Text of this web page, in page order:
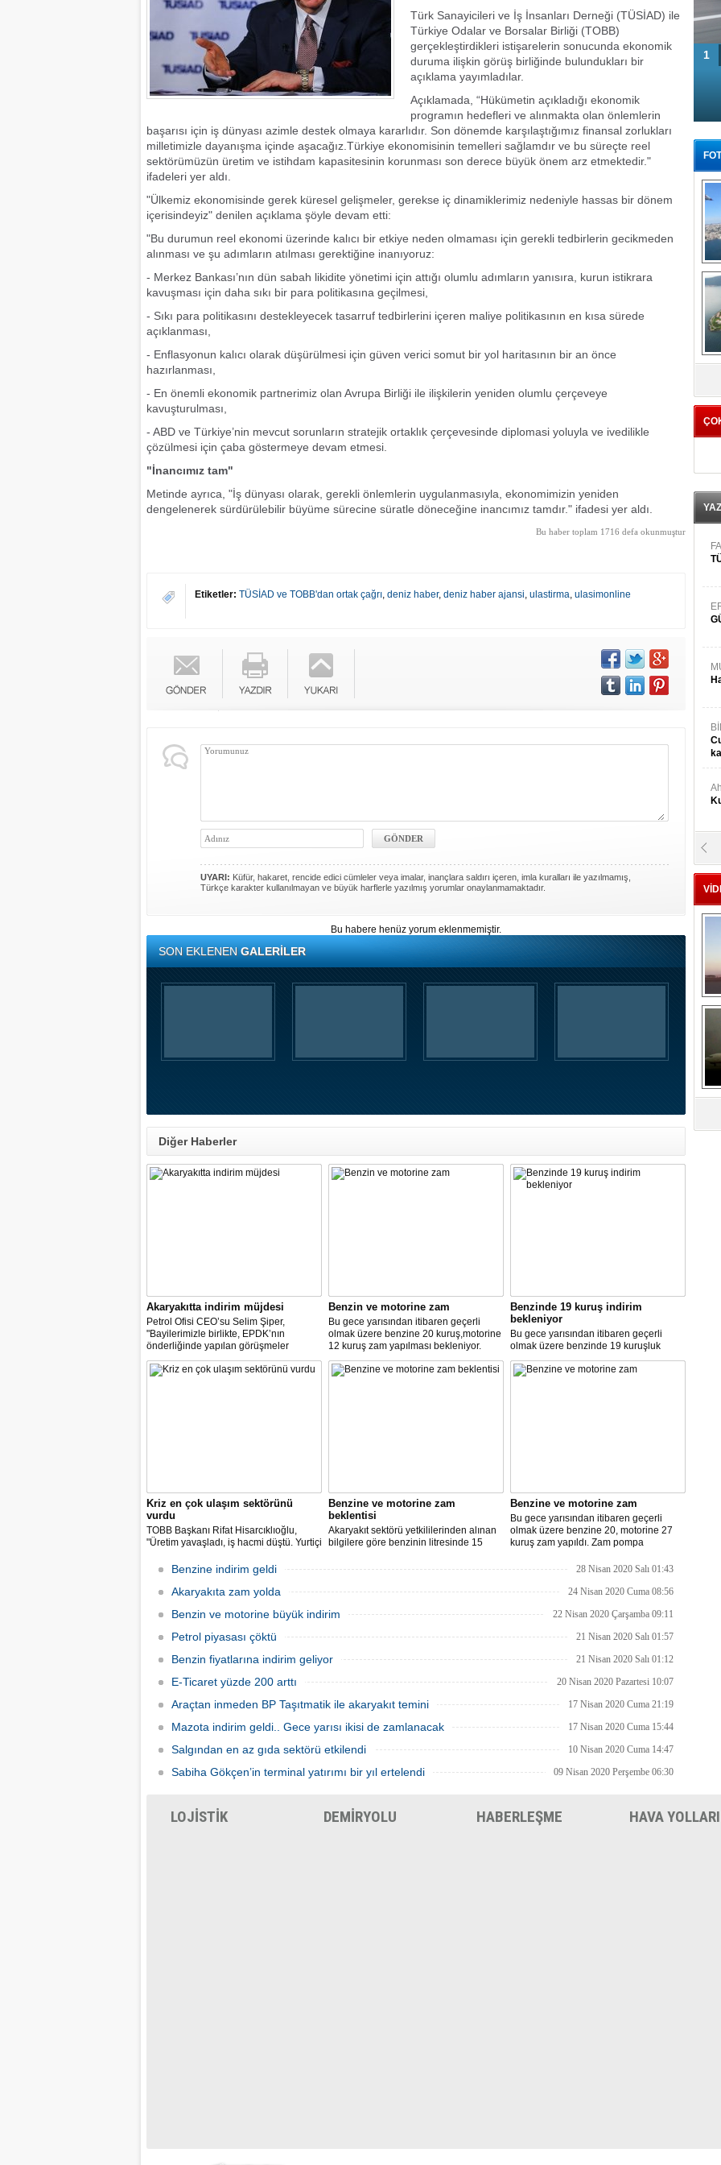
Türk Sanayicileri ve İş İnsanları Derneği (TÜSİAD) ile
Türkiye Odalar ve Borsalar Birliği (TOBB)
gerçekleştirdikleri istişarelerin sonucunda ekonomik
duruma ilişkin görüş birliğinde bulundukları bir
açıklama yayımladılar.
Açıklamada, “Hükümetin açıkladığı ekonomik
programın hedefleri ve alınmakta olan önlemlerin
başarısı için iş dünyası azimle destek olmaya kararlıdır. Son dönemde karşılaştığımız finansal zorlukları
milletimizle dayanışma içinde aşacağız.Türkiye ekonomisinin temelleri sağlamdır ve bu süreçte reel
sektörümüzün üretim ve istihdam kapasitesinin korunması son derece büyük önem arz etmektedir."
ifadeleri yer aldı.
"Ülkemiz ekonomisinde gerek küresel gelişmeler, gerekse iç dinamiklerimiz nedeniyle hassas bir dönem
içerisindeyiz" denilen açıklama şöyle devam etti:
"Bu durumun reel ekonomi üzerinde kalıcı bir etkiye neden olmaması için gerekli tedbirlerin gecikmeden
alınması ve şu adımların atılması gerektiğine inanıyoruz:
- Merkez Bankası’nın dün sabah likidite yönetimi için attığı olumlu adımların yanısıra, kurun istikrara
kavuşması için daha sıkı bir para politikasına geçilmesi,
- Sıkı para politikasını destekleyecek tasarruf tedbirlerini içeren maliye politikasının en kısa sürede
açıklanması,
- Enflasyonun kalıcı olarak düşürülmesi için güven verici somut bir yol haritasının bir an önce
hazırlanması,
- En önemli ekonomik partnerimiz olan Avrupa Birliği ile ilişkilerin yeniden olumlu çerçeveye
kavuşturulması,
- ABD ve Türkiye’nin mevcut sorunların stratejik ortaklık çerçevesinde diplomasi yoluyla ve ivedilikle
çözülmesi için çaba göstermeye devam etmesi.
"İnancımız tam"
Metinde ayrıca, "İş dünyası olarak, gerekli önlemlerin uygulanmasıyla, ekonomimizin yeniden
dengelenerek sürdürülebilir büyüme sürecine süratle döneceğine inancımız tamdır." ifadesi yer aldı.
Bu haber toplam 1716 defa okunmuştur
Etiketler: TÜSİAD ve TOBB'dan ortak çağrı, deniz haber, deniz haber ajansi, ulastirma, ulasimonline
UYARI: Küfür, hakaret, rencide edici cümleler veya imalar, inançlara saldırı içeren, imla kuralları ile yazılmamış,
Türkçe karakter kullanılmayan ve büyük harflerle yazılmış yorumlar onaylanmamaktadır.
Bu habere henüz yorum eklenmemiştir.
SON EKLENENGALERİLER
Diğer Haberler
Akaryakıtta indirim müjdesi
Petrol Ofisi CEO’su Selim Şiper,
"Bayilerimizle birlikte, EPDK’nın
önderliğinde yapılan görüşmeler
sonucunda, dağıtım masraf
paylarımızdan fedakârlık ederek
Benzin ve motorine zam
Bu gece yarısından itibaren geçerli
olmak üzere benzine 20 kuruş,motorine
12 kuruş zam yapılması bekleniyor.
Benzinde 19 kuruş indirim
bekleniyor
Bu gece yarısından itibaren geçerli
olmak üzere benzinde 19 kuruşluk
indirim gerçekleşti.
Kriz en çok ulaşım sektörünü
vurdu
TOBB Başkanı Rifat Hisarcıklıoğlu,
"Üretim yavaşladı, iş hacmi düştü. Yurtiçi
sınırları kapattı, ihracat yavaşladı,
mallarımızı taşıyamaz hale geldik" dedi.
Benzine ve motorine zam
beklentisi
Akaryakıt sektörü yetkililerinden alınan
bilgilere göre benzinin litresinde 15
zam yapılması bekleniyor.
Benzine ve motorine zam
Bu gece yarısından itibaren geçerli
olmak üzere benzine 20, motorine 27
kuruş zam yapıldı. Zam pompa
Benzine indirim geldi 28 Nisan 2020 Salı 01:43
Akaryakıta zam yolda 24 Nisan 2020 Cuma 08:56
Benzin ve motorine büyük indirim 22 Nisan 2020 Çarşamba 09:11
Petrol piyasası çöktü 21 Nisan 2020 Salı 01:57
Benzin fiyatlarına indirim geliyor 21 Nisan 2020 Salı 01:12
E-Ticaret yüzde 200 arttı 20 Nisan 2020 Pazartesi 10:07
Araçtan inmeden BP Taşıtmatik ile akaryakıt temini 17 Nisan 2020 Cuma 21:19
Mazota indirim geldi.. Gece yarısı ikisi de zamlanacak 17 Nisan 2020 Cuma 15:44
Salgından en az gıda sektörü etkilendi 10 Nisan 2020 Cuma 14:47
Sabiha Gökçen’in terminal yatırımı bir yıl ertelendi 09 Nisan 2020 Perşembe 06:30
1
LOJİSTİK DEMİRYOLU HABERLEŞME HAVA YOLLARI